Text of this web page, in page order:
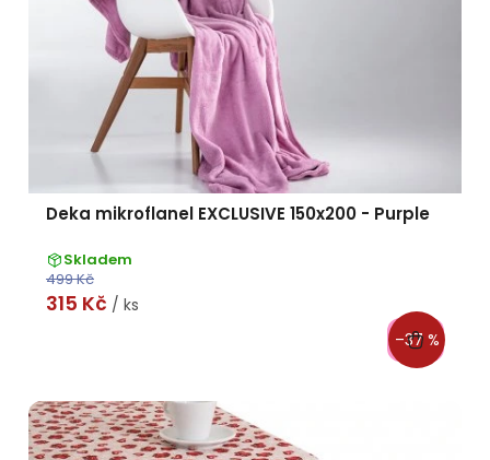
–37 %
Deka mikroflanel EXCLUSIVE 150x200 - Purple
Skladem
499 Kč
315 Kč / ks